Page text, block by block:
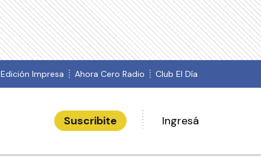
Edición Impresa Ahora Cero Radio Club El Día
Suscribite Ingresá